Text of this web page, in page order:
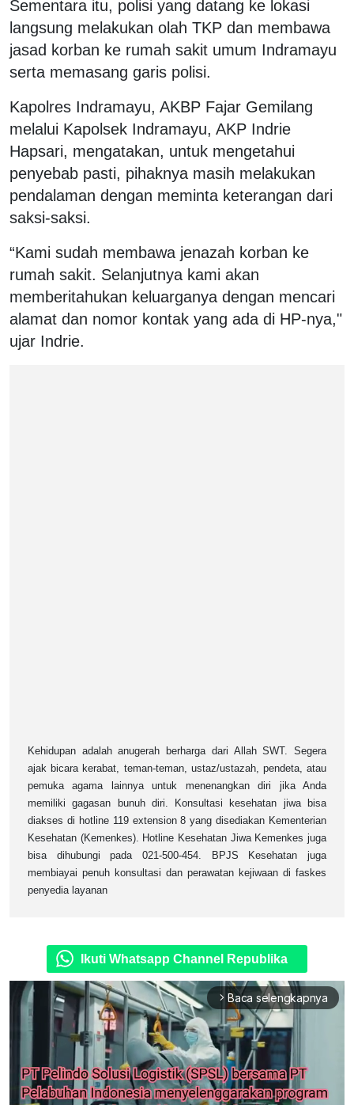
Sementara itu, polisi yang datang ke lokasi
langsung melakukan olah TKP dan membawa
jasad korban ke rumah sakit umum Indramayu
serta memasang garis polisi.
Kapolres Indramayu, AKBP Fajar Gemilang
melalui Kapolsek Indramayu, AKP Indrie
Hapsari, mengatakan, untuk mengetahui
penyebab pasti, pihaknya masih melakukan
pendalaman dengan meminta keterangan dari
saksi-saksi.
“Kami sudah membawa jenazah korban ke
rumah sakit. Selanjutnya kami akan
memberitahukan keluarganya dengan mencari
alamat dan nomor kontak yang ada di HP-nya,"
ujar Indrie.
Kehidupan adalah anugerah berharga dari Allah SWT. Segera
ajak bicara kerabat, teman-teman, ustaz/ustazah, pendeta, atau
pemuka agama lainnya untuk menenangkan diri jika Anda
memiliki gagasan bunuh diri. Konsultasi kesehatan jiwa bisa
diakses di hotline 119 extension 8 yang disediakan Kementerian
Kesehatan (Kemenkes). Hotline Kesehatan Jiwa Kemenkes juga
bisa dihubungi pada 021-500-454. BPJS Kesehatan juga
membiayai penuh konsultasi dan perawatan kejiwaan di faskes
penyedia layanan
Ikuti Whatsapp Channel Republika
arrow_forward_ios Baca selengkapnya